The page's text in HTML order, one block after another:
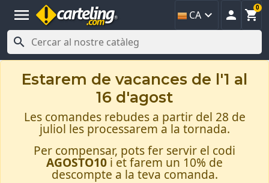
menu CA   
0

Estarem de vacances de l'1 al
16 d'agost
Les comandes rebudes a partir del 28 de
juliol les processarem a la tornada.
Per compensar, pots fer servir el codi
AGOSTO10 i et farem un 10% de
descompte a la teva comanda.